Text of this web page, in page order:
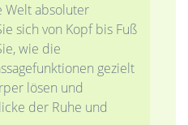
Gut zu wissen
Welt absoluter
sich von Kopf bis Fuß
wie die
gezielt
lösen und
der Ruhe und